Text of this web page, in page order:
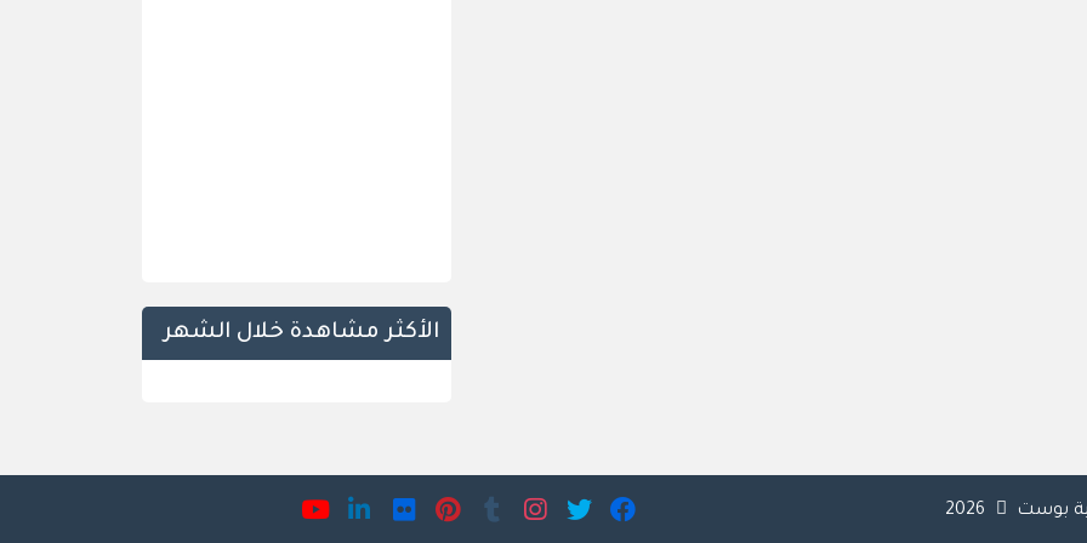
الأكثر مشاهدة خلال الشهر
بوست